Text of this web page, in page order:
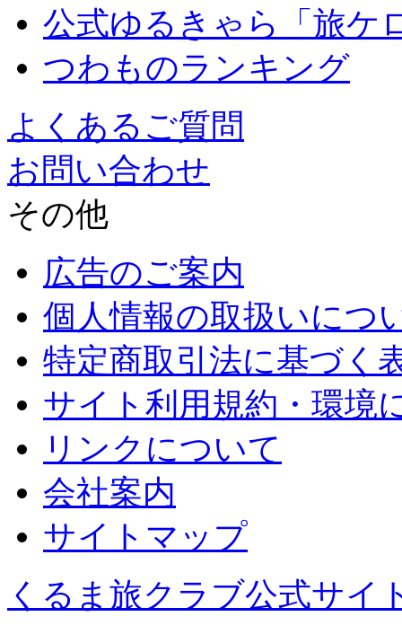
公式ゆるきゃら「旅ケ
つわものランキング
よくあるご質問
お問い合わせ
その他
広告のご案内
個人情報の取扱いにつ
特定商取引法に基づく
サイト利用規約・環境
リンクについて
会社案内
サイトマップ
くるま旅クラブ公式サイ